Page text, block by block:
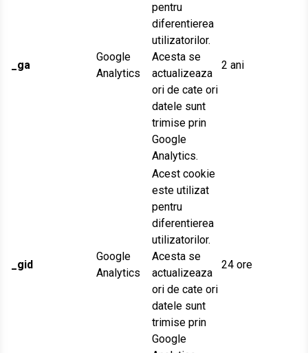
_ga
Google
Analytics
pentru
diferentierea
utilizatorilor.
Acesta se
actualizeaza
ori de cate ori
datele sunt
trimise prin
Google
Analytics.
2 ani
_gid
Google
Analytics
Acest cookie
este utilizat
pentru
diferentierea
utilizatorilor.
Acesta se
actualizeaza
ori de cate ori
datele sunt
trimise prin
Google
24 ore